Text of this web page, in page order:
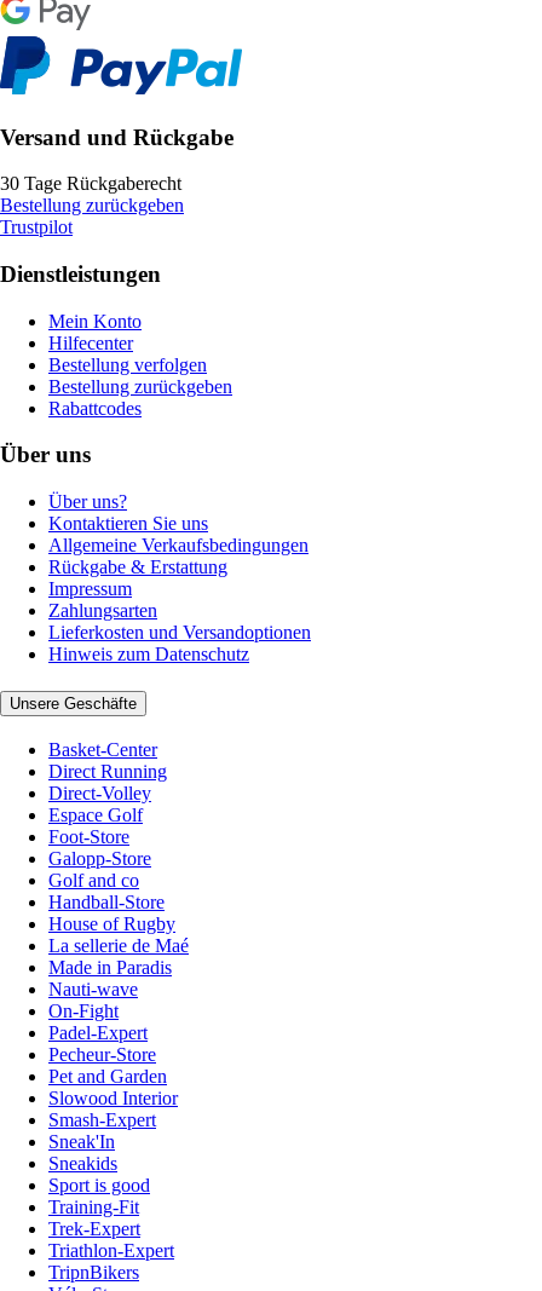
Versand und Rückgabe
30 Tage Rückgaberecht
Bestellung zurückgeben
Trustpilot
Dienstleistungen
Mein Konto
Hilfecenter
Bestellung verfolgen
Bestellung zurückgeben
Rabattcodes
Über uns
Über uns?
Kontaktieren Sie uns
Allgemeine Verkaufsbedingungen
Rückgabe & Erstattung
Impressum
Zahlungsarten
Lieferkosten und Versandoptionen
Hinweis zum Datenschutz
Unsere Geschäfte
Basket-Center
Direct Running
Direct-Volley
Espace Golf
Foot-Store
Galopp-Store
Golf and co
Handball-Store
House of Rugby
La sellerie de Maé
Made in Paradis
Nauti-wave
On-Fight
Padel-Expert
Pecheur-Store
Pet and Garden
Slowood Interior
Smash-Expert
Sneak'In
Sneakids
Sport is good
Training-Fit
Trek-Expert
Triathlon-Expert
TripnBikers